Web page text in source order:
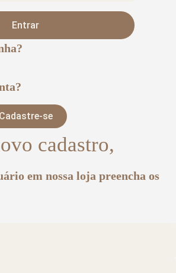
Entrar
Cadastre-se
cadastro,
em nossa loja preencha os